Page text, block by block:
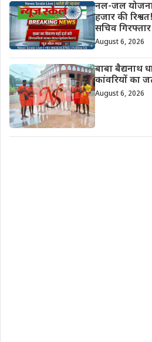
नल-जल
हजार की
सचिव गिरफ्तार
August 6, 2026
बाबा बैद्यनाथ
कांवरियों का
August 6, 2026